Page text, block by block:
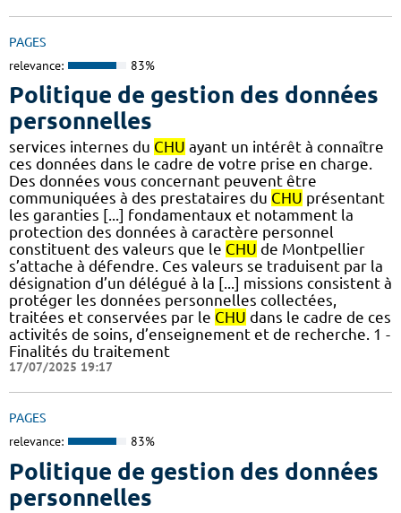
PAGES
relevance: 83%
Politique de gestion des données
personnelles
services internes du CHU ayant un intérêt à connaître
ces données dans le cadre de votre prise en charge.
Des données vous concernant peuvent être
communiquées à des prestataires du CHU présentant
les garanties [...] fondamentaux et notamment la
protection des données à caractère personnel
constituent des valeurs que le CHU de Montpellier
s’attache à défendre. Ces valeurs se traduisent par la
désignation d’un délégué à la [...] missions consistent à
protéger les données personnelles collectées,
traitées et conservées par le CHU dans le cadre de ces
activités de soins, d’enseignement et de recherche. 1 -
Finalités du traitement
17/07/2025 19:17
PAGES
relevance: 83%
Politique de gestion des données
personnelles